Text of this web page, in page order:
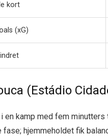
kort
(xG)
(Estádio
en kamp med fem
hjemmeholdet fik